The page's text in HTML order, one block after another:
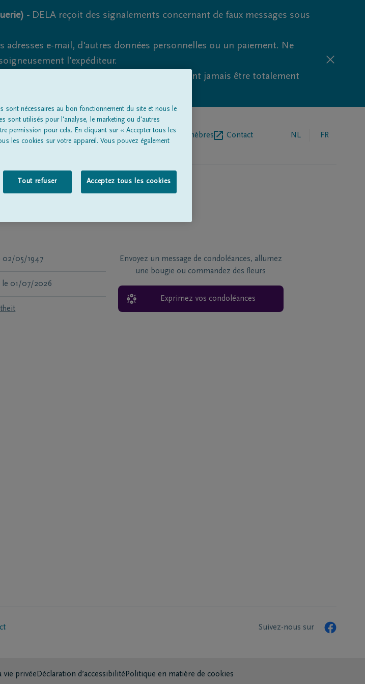
- DELA reçoit des signalements concernant de faux messages sous
adresses e-mail, d'autres données personnelles ou un paiement. Ne
l'expéditeur.
d'hameçonnage et de fraude ne peuvent jamais être totalement
décès À propos de nousEntrepreneur de pompes funèbres Contact NL FR
02/05/1947
le 01/07/2026
Envoyez un message de condoléances, allumez
une bougie ou commandez des fleurs
Exprimez vos condoléances
Suivez-nous sur
vie privéeDéclaration d’accessibilitéPolitique en matière de cookies
sont nécessaires au bon fonctionnement du site et nous le
sont utilisés pour l'analyse, le marketing ou d'autres
permission pour cela. En cliquant sur « Accepter tous les
les cookies sur votre appareil. Vous pouvez également
Tout refuser Acceptez tous les cookies